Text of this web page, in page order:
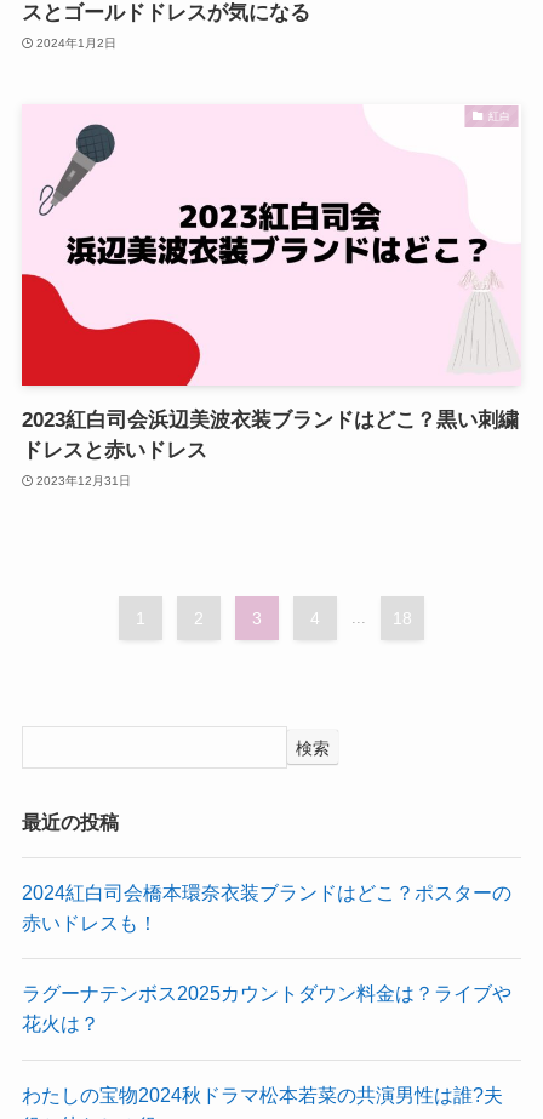
スとゴールドドレスが気になる
2024年1月2日
紅白
2023紅白司会浜辺美波衣装ブランドはどこ？黒い刺繍
ドレスと赤いドレス
2023年12月31日
1 2 3 4 ... 18
検索
最近の投稿
2024紅白司会橋本環奈衣装ブランドはどこ？ポスターの
赤いドレスも！
ラグーナテンボス2025カウントダウン料金は？ライブや
花火は？
わたしの宝物2024秋ドラマ松本若菜の共演男性は誰?夫